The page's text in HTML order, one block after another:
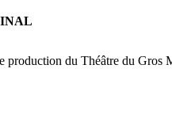
production du Théâtre du Gros